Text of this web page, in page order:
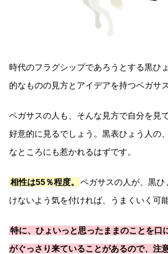
時代のフラグシップであろうとする黒ひ
的なものの見方とアイデアを持つペガサ
ペガサスの人も、そんな見方で自分を見
好意的に見るでしょう。黒表ひょう人の
なところにも惹かれるはずです。
相性は55％程度。
ペガサスの人が、黒
けないよう気を付ければ、うまくいく可
特に、ひょいっと思ったままのことを口
がぐっさり来ていることがあるので、注